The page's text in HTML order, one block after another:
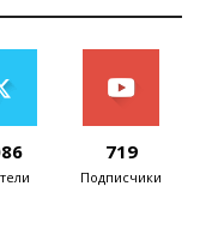
719
Подписчики